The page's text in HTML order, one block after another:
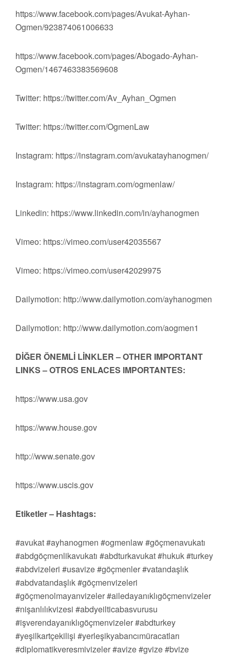
https://www.facebook.com/pages/Avukat-Ayhan-
Ogmen/923874061006633
https://www.facebook.com/pages/Abogado-Ayhan-
Ogmen/1467463383569608
Twitter: https://twitter.com/Av_Ayhan_Ogmen
Twitter: https://twitter.com/OgmenLaw
Instagram: https://instagram.com/avukatayhanogmen/
Instagram: https://instagram.com/ogmenlaw/
Linkedin: https://www.linkedin.com/in/ayhanogmen
Vimeo: https://vimeo.com/user42035567
Vimeo: https://vimeo.com/user42029975
Dailymotion: http://www.dailymotion.com/ayhanogmen
Dailymotion: http://www.dailymotion.com/aogmen1
DİĞER ÖNEMLİ LİNKLER – OTHER IMPORTANT
LINKS – OTROS ENLACES IMPORTANTES:
https://www.usa.gov
https://www.house.gov
http://www.senate.gov
https://www.uscis.gov
Etiketler – Hashtags:
#avukat #ayhanogmen #ogmenlaw #göçmenavukatı
#abdgöçmenlikavukatı #abdturkavukat #hukuk #turkey
#abdvizeleri #usavize #göçmenler #vatandaşlık
#abdvatandaşlık #göçmenvizeleri
#göçmenolmayanvizeler #ailedayanıklıgöçmenvizeler
#nişanlılıkvizesi #abdyeilticabasvurusu
#işverendayanıklıgöçmenvizeler #abdturkey
#yeşilkartçekilişi #yerleşikyabancımüracatları
#diplomatikveresmivizeler #avize #gvize #bvize